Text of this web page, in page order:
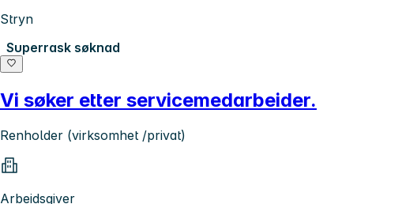
Stryn
Superrask søknad
Vi søker etter servicemedarbeider.
Renholder (virksomhet /privat)
Arbeidsgiver